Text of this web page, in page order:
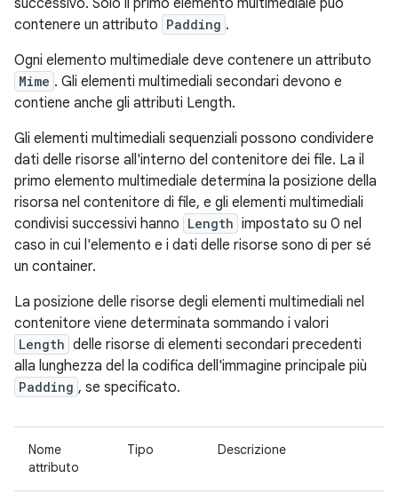
successivo. Solo il primo elemento multimediale può
contenere un attributo Padding .
Ogni elemento multimediale deve contenere un attributo
Mime . Gli elementi multimediali secondari devono e
contiene anche gli attributi Length.
Gli elementi multimediali sequenziali possono condividere
dati delle risorse all'interno del contenitore dei file. La il
primo elemento multimediale determina la posizione della
risorsa nel contenitore di file, e gli elementi multimediali
condivisi successivi hanno Length impostato su 0 nel
caso in cui l'elemento e i dati delle risorse sono di per sé
un container.
La posizione delle risorse degli elementi multimediali nel
contenitore viene determinata sommando i valori
Length delle risorse di elementi secondari precedenti
alla lunghezza del la codifica dell'immagine principale più
Padding , se specificato.
Nome
attributo
Tipo Descrizione